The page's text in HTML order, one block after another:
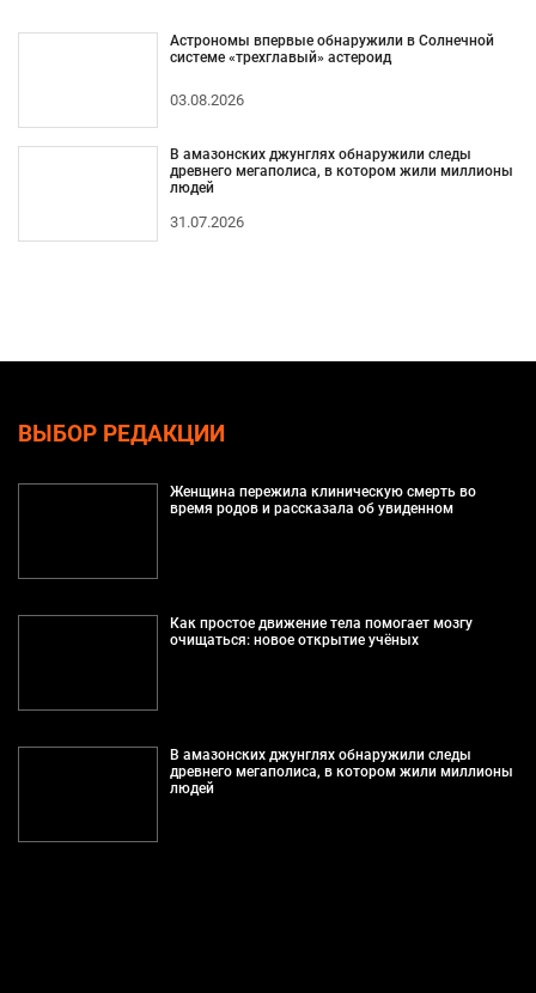
Астрономы впервые обнаружили в Солнечной
системе «трехглавый» астероид
03.08.2026
В амазонских джунглях обнаружили следы
древнего мегаполиса, в котором жили миллионы
людей
31.07.2026
ВЫБОР РЕДАКЦИИ
Женщина пережила клиническую смерть во
время родов и рассказала об увиденном
Как простое движение тела помогает мозгу
очищаться: новое открытие учёных
В амазонских джунглях обнаружили следы
древнего мегаполиса, в котором жили миллионы
людей